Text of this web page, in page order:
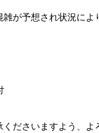
が予想され状況に
ださいますよう、